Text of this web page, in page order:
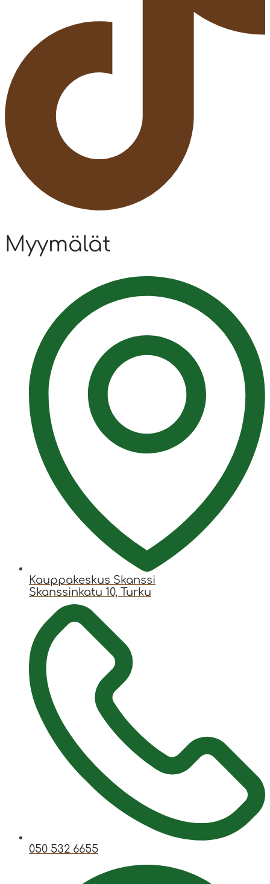
Myymälät
Kauppakeskus Skanssi
Skanssinkatu 10, Turku
050 532 6655